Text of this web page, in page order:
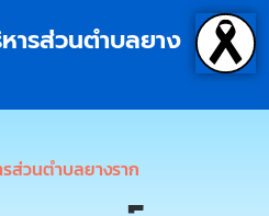
ารส่วนตำบลยาง
ส่วนตำบลยางราก